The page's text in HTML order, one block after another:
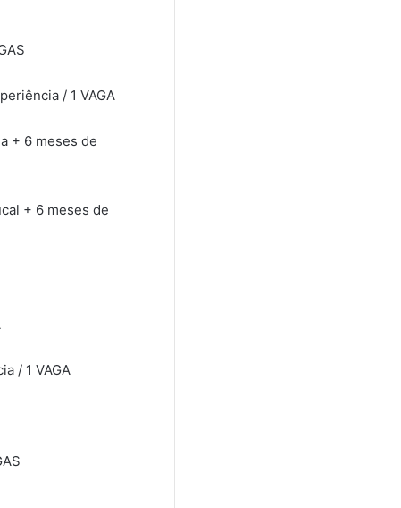
/ 1 VAGA
+ 6 meses de
+ 6 meses de
/ 1 VAGA